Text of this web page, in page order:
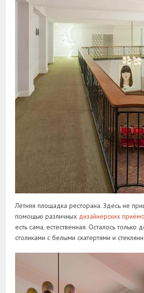
Летняя площадка ресторана. Здесь не
помощью различных дизайнерских
есть сама, естественная. Осталось только
столиками с белыми скатертями и